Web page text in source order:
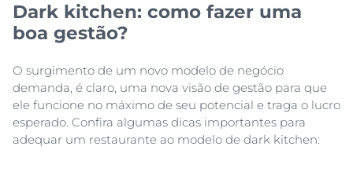
Dark kitchen: como fazer uma
boa gestão?
O surgimento de um novo modelo de negócio
demanda, é claro, uma nova visão de gestão para que
ele funcione no máximo de seu potencial e traga o lucro
esperado. Confira algumas dicas importantes para
adequar um restaurante ao modelo de dark kitchen: